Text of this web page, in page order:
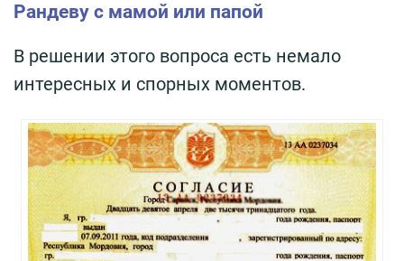
Рандеву с мамой или папой
В решении этого вопроса есть немало
интересных и спорных моментов.